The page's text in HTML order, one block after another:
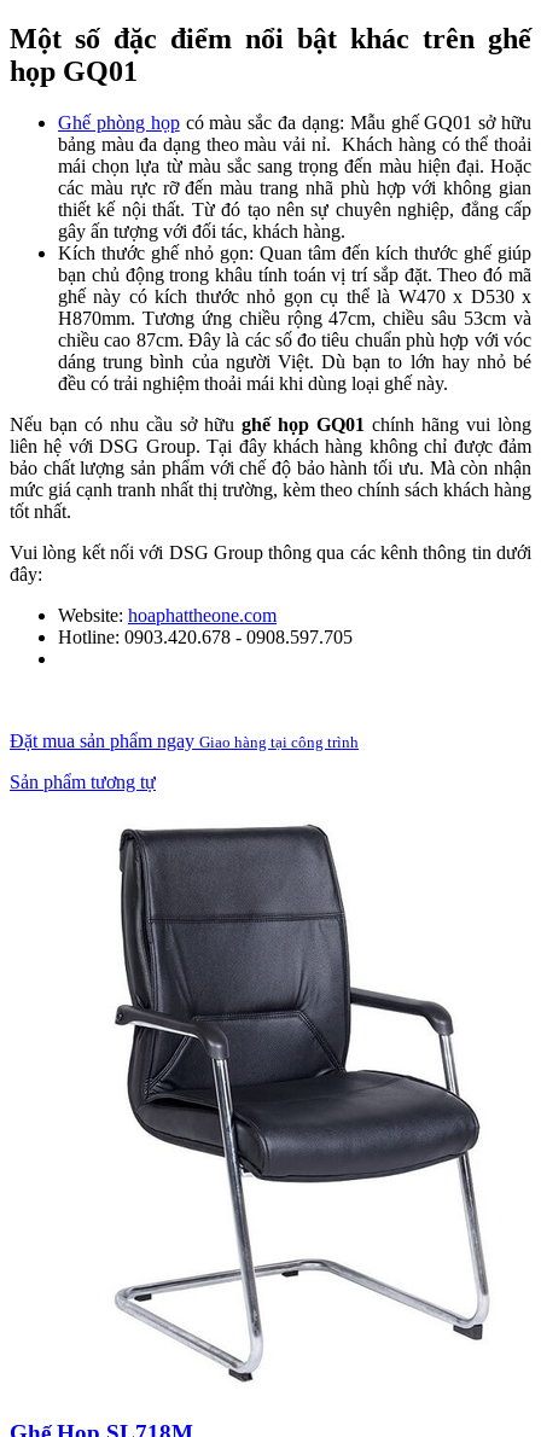
Một số đặc điểm nổi bật khác trên ghế
họp GQ01
Ghế phòng họpcó màu sắc đa dạng: Mẫu ghế GQ01 sở hữu
bảng màu đa dạng theo màu vải nỉ. Khách hàng có thể thoải
mái chọn lựa từ màu sắc sang trọng đến màu hiện đại. Hoặc
các màu rực rỡ đến màu trang nhã phù hợp với không gian
thiết kế nội thất. Từ đó tạo nên sự chuyên nghiệp, đẳng cấp
gây ấn tượng với đối tác, khách hàng.
Kích thước ghế nhỏ gọn: Quan tâm đến kích thước ghế giúp
bạn chủ động trong khâu tính toán vị trí sắp đặt. Theo đó mã
ghế này có kích thước nhỏ gọn cụ thể là W470 x D530 x
H870mm. Tương ứng chiều rộng 47cm, chiều sâu 53cm và
chiều cao 87cm. Đây là các số đo tiêu chuẩn phù hợp với vóc
dáng trung bình của người Việt. Dù bạn to lớn hay nhỏ bé
đều có trải nghiệm thoải mái khi dùng loại ghế này.
Nếu bạn có nhu cầu sở hữu ghế họp GQ01 chính hãng vui lòng
liên hệ với DSG Group. Tại đây khách hàng không chỉ được đảm
bảo chất lượng sản phẩm với chế độ bảo hành tối ưu. Mà còn nhận
mức giá cạnh tranh nhất thị trường, kèm theo chính sách khách hàng
tốt nhất.
Vui lòng kết nối với DSG Group thông qua các kênh thông tin dưới
đây:
Website: hoaphattheone.com
Hotline: 0903.420.678 - 0908.597.705
Đặt mua sản phẩm ngay Giao hàng tại công trình
Sản phẩm tương tự